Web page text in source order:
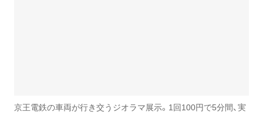
京王電鉄の車両が行き交うジオラマ展示。1回100円で5分間、実